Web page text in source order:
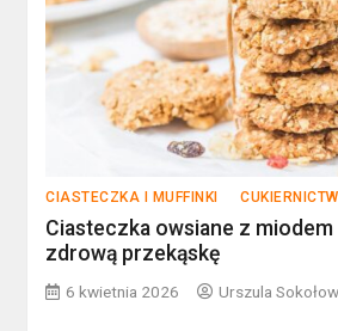
CIASTECZKA I MUFFINKI
Ciasteczka owsiane z
zdrową przekąskę
6 kwietnia 2026 Urszula